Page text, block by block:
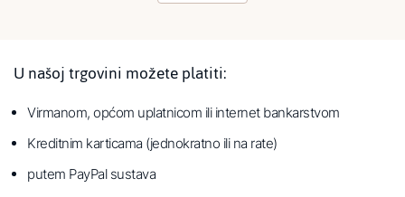
U našoj trgovini možete platiti:
Virmanom, općom uplatnicom ili internet bankarstvom
Kreditnim karticama (jednokratno ili na rate)
putem PayPal sustava